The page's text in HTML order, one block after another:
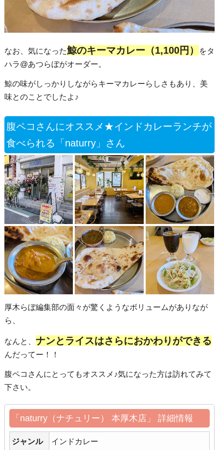
なお、気になった鯨のキーマカレー（1,100円）
をタ
ハラ@あつらぼがオーダー。
鯨の味がしっかりしながらキーマカレーらしさもあり、美
味とのことでしたよ♪
腹ペコさんにオススメ★インドカレーランチが
食べられる「naturry」さん
厚木らぼ編集部の面々が驚くようなボリュームがありなが
ら、
なんと、 ナンとライスはさらにおかわりができる
んだってー！！
腹ペコさんにとってもオススメ♪気になった方は訪れてみて
下さい。
「naturry（ナチュリー） 本厚木店」 詳細情報
ジャンル インドカレー